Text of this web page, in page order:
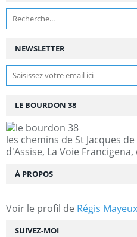
NEWSLETTER
SUIVEZ-MOI
LE BOURDON 38
les chemins de St Jacques
d'Assise, La Voie
À PROPOS
Voir le profil de Régis Mayeux